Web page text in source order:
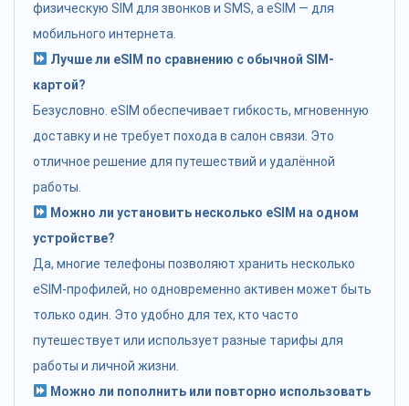
физическую SIM для звонков и SMS, а eSIM — для
мобильного интернета.
Лучше ли eSIM по сравнению с обычной SIM-
картой?
Безусловно. eSIM обеспечивает гибкость, мгновенную
доставку и не требует похода в салон связи. Это
отличное решение для путешествий и удалённой
работы.
Можно ли установить несколько eSIM на одном
устройстве?
Да, многие телефоны позволяют хранить несколько
eSIM-профилей, но одновременно активен может быть
только один. Это удобно для тех, кто часто
путешествует или использует разные тарифы для
работы и личной жизни.
Можно ли пополнить или повторно использовать